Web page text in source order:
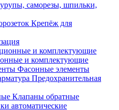
саморезы, шпильки,
Крепёж для
и комплектующие
Фасонные элементы
Предохранительная
Клапаны обратные